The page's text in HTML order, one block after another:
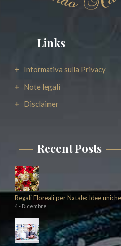
Links
Informativa sulla Privacy
Note legali
Disclaimer
Recent Posts
Regali Floreali per Natale: Idee
4 - Dicembre